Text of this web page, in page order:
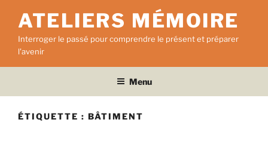
contenu
principal
ATELIERS MÉMOIRE
Interroger le passé pour comprendre le présent et préparer
l'avenir
Menu
ÉTIQUETTE : BÂTIMENT